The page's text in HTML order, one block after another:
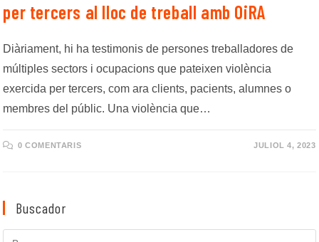
per tercers al lloc de treball amb OiRA
Diàriament, hi ha testimonis de persones treballadores de
múltiples sectors i ocupacions que pateixen violència
exercida per tercers, com ara clients, pacients, alumnes o
membres del públic. Una violència que…
0 COMENTARIS JULIOL 4, 2023
Buscador
Cerca